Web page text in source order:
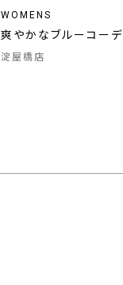
WOMENS
爽やかなブルーコーデ
淀屋橋店